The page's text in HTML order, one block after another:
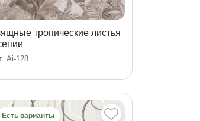
тропические листья
Ai-128
Есть варианты